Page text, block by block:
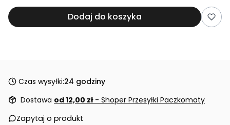
Dodaj do koszyka
Czas wysyłki:24 godziny
Dostawa od 12,00 zł - Shoper Przesyłki Paczkomaty
Zapytaj o produkt